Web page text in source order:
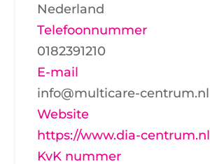
Nederland
Telefoonnummer
0182391210
E-mail
info@multicare-centrum.nl
Website
https://www.dia-centrum.nl
KvK nummer